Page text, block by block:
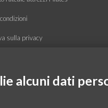
sulla privacy
alcuni dati